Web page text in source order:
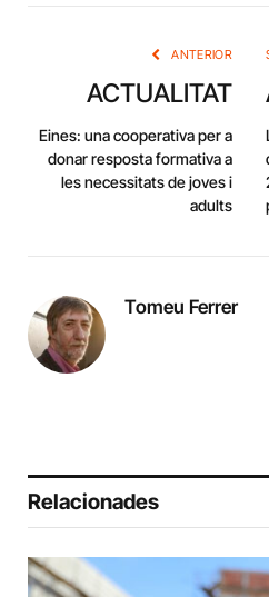
ANTERIOR
ACTUALITAT
Eines: una cooperativa per a
donar resposta formativa a
les necessitats de joves i
adults
Tomeu Ferrer
Relacionades